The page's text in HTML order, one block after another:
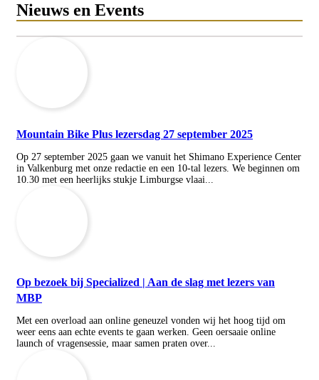
Nieuws en Events
Mountain Bike Plus lezersdag 27 september 2025
Op 27 september 2025 gaan we vanuit het Shimano Experience Center
in Valkenburg met onze redactie en een 10-tal lezers. We beginnen om
10.30 met een heerlijks stukje Limburgse vlaai...
Op bezoek bij Specialized | Aan de slag met lezers van
MBP
Met een overload aan online geneuzel vonden wij het hoog tijd om
weer eens aan echte events te gaan werken. Geen oersaaie online
launch of vragensessie, maar samen praten over...